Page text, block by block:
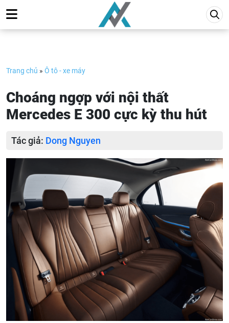
to
content
Trang chủ » Ô tô - xe máy
Choáng ngợp với nội thất
Mercedes E 300 cực kỳ thu hút
Tác giả: Dong Nguyen